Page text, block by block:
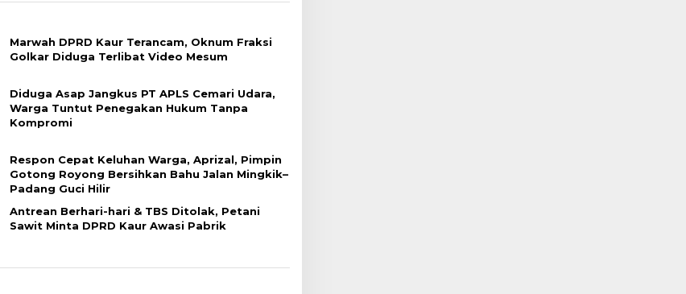
Marwah DPRD Kaur Terancam, Oknum Fraksi
Golkar Diduga Terlibat Video Mesum
Diduga Asap Jangkus PT APLS Cemari Udara,
Warga Tuntut Penegakan Hukum Tanpa
Kompromi
Respon Cepat Keluhan Warga, Aprizal, Pimpin
Gotong Royong Bersihkan Bahu Jalan Mingkik–
Padang Guci Hilir
Antrean Berhari-hari & TBS Ditolak, Petani
Sawit Minta DPRD Kaur Awasi Pabrik